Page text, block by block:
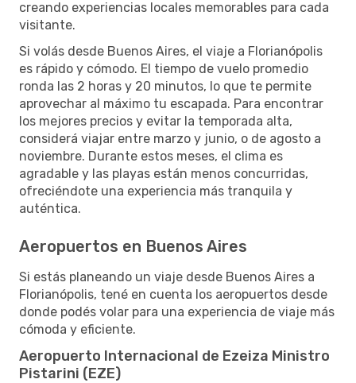
creando experiencias locales memorables para cada
visitante.
Si volás desde Buenos Aires, el viaje a Florianópolis
es rápido y cómodo. El tiempo de vuelo promedio
ronda las 2 horas y 20 minutos, lo que te permite
aprovechar al máximo tu escapada. Para encontrar
los mejores precios y evitar la temporada alta,
considerá viajar entre marzo y junio, o de agosto a
noviembre. Durante estos meses, el clima es
agradable y las playas están menos concurridas,
ofreciéndote una experiencia más tranquila y
auténtica.
Aeropuertos en Buenos Aires
Si estás planeando un viaje desde Buenos Aires a
Florianópolis, tené en cuenta los aeropuertos desde
donde podés volar para una experiencia de viaje más
cómoda y eficiente.
Aeropuerto Internacional de Ezeiza Ministro
Pistarini (EZE)